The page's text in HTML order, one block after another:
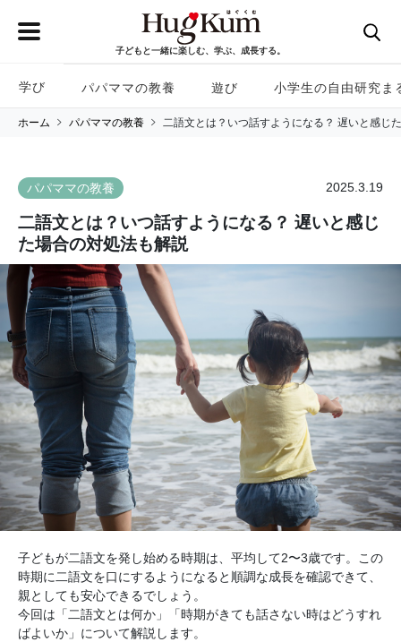
子どもと一緒に楽しむ、学ぶ、成長する。
学び パパママの教養 遊び 小学生の自由研究ま
ホーム パパママの教養 二語文とは？いつ話すようになる？ 遅いと感じ
パパママの教養 2025.3.19
二語文とは？いつ話すようになる？ 遅いと感じ
た場合の対処法も解説
子どもが二語文を発し始める時期は、平均して2〜3歳です。この
時期に二語文を口にするようになると順調な成長を確認できて、
親としても安心できるでしょう。
今回は「二語文とは何か」「時期がきても話さない時はどうすれ
ばよいか」について解説します。